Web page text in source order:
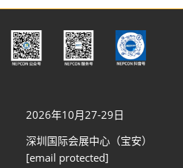
2026年10月27-29日
深圳国际会展中心（宝安）
[email protected]